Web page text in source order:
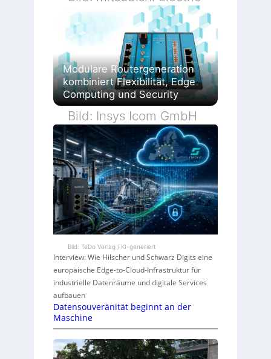
Modulare Routergeneration
kombiniert Flexibilität, Edge
Computing und Security
Bild: Insys Icom GmbH
Bild: TeDo Verlag / KI-generiert
Interview: Wie Hilscher und Schwarz Digits eine
europäische Edge-to-Cloud-Infrastruktur für
industrielle Datenräume und digitale Services
aufbauen
Datensouveränität beginnt an der
Maschine